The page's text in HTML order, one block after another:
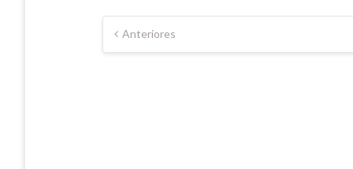
Paginación
Anteriores